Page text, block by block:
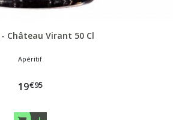
Château Virant 50 Cl
Apéritif
19€95